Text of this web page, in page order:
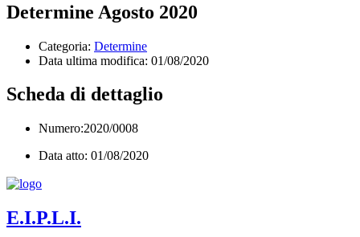
Determine Agosto 2020
Categoria: Determine
Data ultima modifica: 01/08/2020
Scheda di dettaglio
Numero:2020/0008
Data atto: 01/08/2020
E.I.P.L.I.